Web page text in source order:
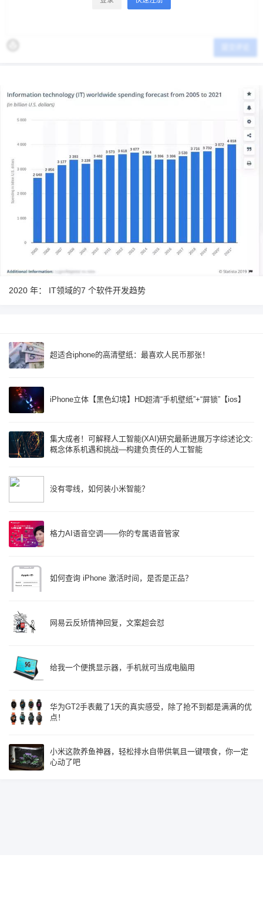
2020 年： IT领域的7 个软件开发趋势
超适合iphone的高清壁纸：最喜欢人民币那张！
iPhone立体【黑色幻境】HD超清“手机壁纸”+“屏锁”【ios】
集大成者！可解释人工智能(XAI)研究最新进展万字综述论文:
概念体系机遇和挑战—构建负责任的人工智能
没有零线，如何装小米智能？
格力AI语音空调——你的专属语音管家
如何查询 iPhone 激活时间，是否是正品？
网易云反矫情神回复，文案超会怼
给我一个便携显示器，手机就可当成电脑用
华为GT2手表戴了1天的真实感受，除了抢不到都是满满的优
点！
小米这款养鱼神器，轻松排水自带供氧且一键喂食，你一定
心动了吧